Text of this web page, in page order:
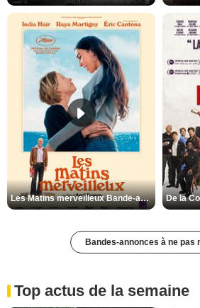
Les Matins merveilleux Bande-annonce VF
Bandes-annonces à ne pas
Top actus de la semaine